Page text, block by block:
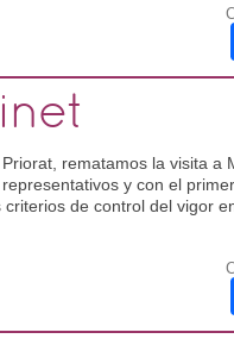
rematamos la visita a
y con el
criterios de control del vigor